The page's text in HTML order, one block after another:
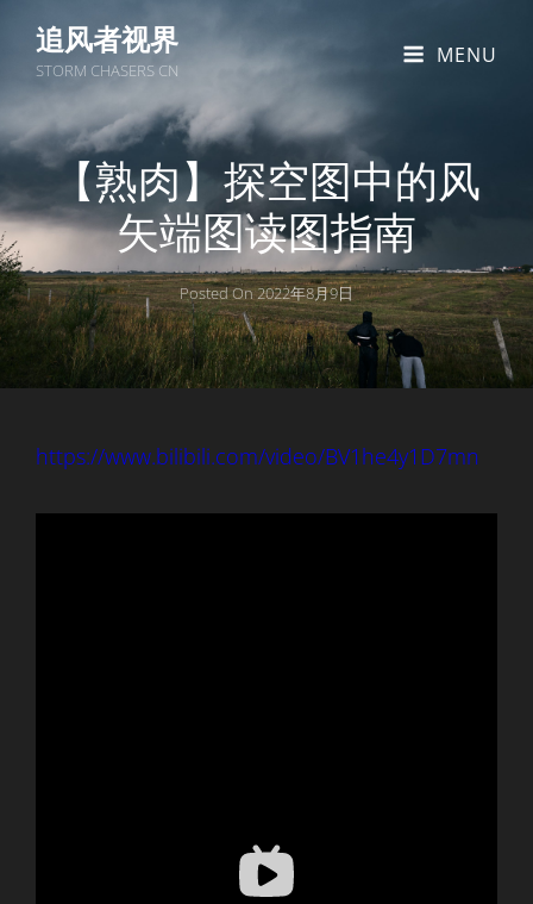
追风者视界
STORM CHASERS CN
MENU
【熟肉】探空图中的风
矢端图读图指南
Posted On2022年8月9日
https://www.bilibili.com/video/BV1he4y1D7mn